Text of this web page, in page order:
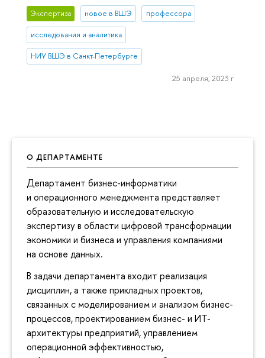
О ДЕПАРТАМЕНТЕ
Департамент бизнес-информатики
и операционного менеджмента представляет
образовательную и исследовательскую
экспертизу в области цифровой трансформации
экономики и бизнеса и управления компаниями
на основе данных.
В задачи департамента входит реализация
дисциплин, а также прикладных проектов,
связанных с моделированием и анализом бизнес-
процессов, проектированием бизнес- и ИТ-
архитектуры предприятий, управлением
операционной эффективностью,
Экспертиза новое в ВШЭ профессора
исследования и аналитика
НИУ ВШЭ в Санкт-Петербурге
25 апреля, 2023 г.